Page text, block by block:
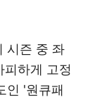
시즌 중 좌
피하게 고정
인 '원큐패